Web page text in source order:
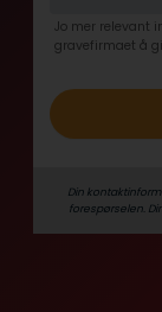
Jo mer relevant
gravefirmaet å
Din
forespørselen.